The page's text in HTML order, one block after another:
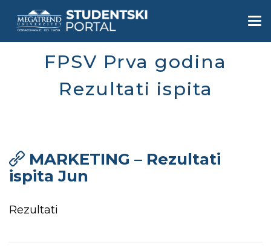
FPSV Prva godina
Rezultati ispita
MARKETING – Rezultati
ispita Jun
Rezultati